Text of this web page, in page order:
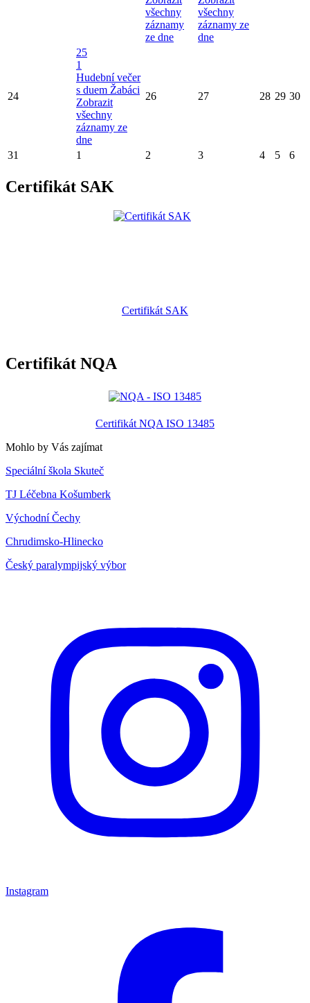
všechny
záznamy
ze dne
všechny
záznamy ze
dne
24
25
1
Hudební večer
s duem Žabáci
Zobrazit
všechny
záznamy ze
dne
26 27 28 29 30
31 1 2 3 4 5 6
Certifikát SAK
Certifikát SAK
Certifikát NQA
Certifikát NQA ISO 13485
Mohlo by Vás zajímat
Speciální škola Skuteč
TJ Léčebna Košumberk
Východní Čechy
Chrudimsko-Hlinecko
Český paralympijský výbor
Instagram